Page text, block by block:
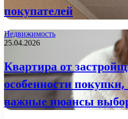
покупателей
Недвижимость
25.04.2026
Квартира от
особенности
важные нюансы